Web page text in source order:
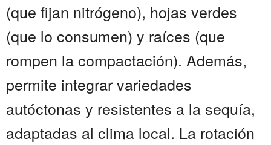
(que fijan nitrógeno), hojas verdes
(que lo consumen) y raíces (que
rompen la compactación). Además,
permite integrar variedades
autóctonas y resistentes a la sequía,
adaptadas al clima local. La rotación